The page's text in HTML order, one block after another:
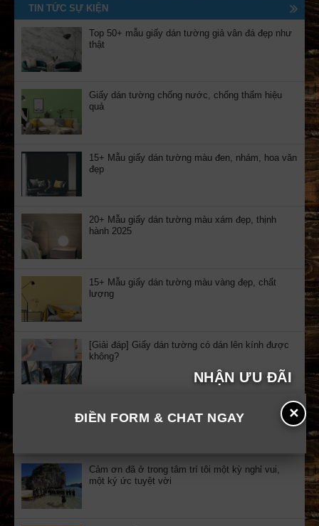
NHẬN ƯU ĐÃI
✕
ĐIỀN FORM & CHAT NGAY
TIN TỨC SỰ KIỆN
Top 50+ mẫu giấy dán tường giả vân đá đẹp như
thật
Giấy dán tường chống nước, chống thấm hiệu
quả
15+ Mẫu giấy dán tường màu đen, nhám, hoa văn
đẹp
20+ Mẫu giấy dán tường màu xám đẹp, thịnh
hành 2025
15+ Mẫu giấy dán tường màu vàng đẹp, chất
lượng
[Giải đáp] Giấy dán tường có dán lên kính được
không?
kinh doanh tuyển chọn
Cảm ơn đã ở trong tâm trí tôi một kỳ nghỉ vui,
một ký ức tuyệt vời